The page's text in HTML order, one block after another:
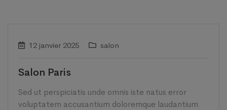
12 janvier 2025 salon
Salon Paris
Sed ut perspiciatis unde omnis iste natus error
voluptatem accusantium doloremque laudantium